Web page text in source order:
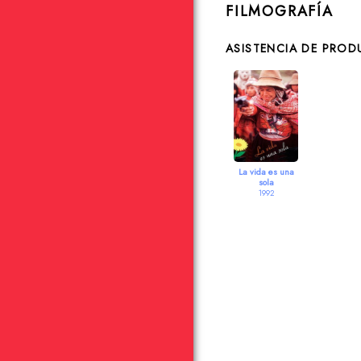
FILMOGRAFÍA
ASISTENCIA DE
La vida es una
sola
1992